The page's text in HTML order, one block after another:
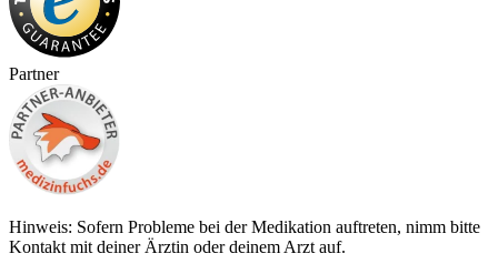
Partner
Hinweis: Sofern Probleme bei der Medikation auftreten, nimm bitte
Kontakt mit deiner Ärztin oder deinem Arzt auf.